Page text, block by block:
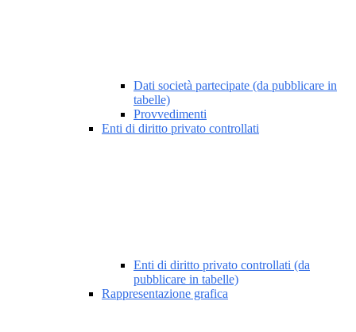
Dati società partecipate (da pubblicare in
tabelle)
Provvedimenti
Enti di diritto privato controllati
Enti di diritto privato controllati (da
pubblicare in tabelle)
Rappresentazione grafica